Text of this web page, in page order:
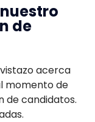
de
acerca
momento de
de candidatos.